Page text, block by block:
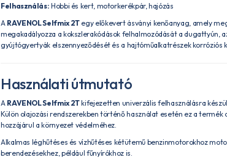
Felhasználás: Hobbi és kert, motorkerékpár, hajózás
A RAVENOL Selfmix 2Tegy előkevert ásványi kenőanyag, amely
megakadályozza a kokszlerakódások felhalmozódását a dugattyún,
gyújtógyertyák elszennyeződését és a hajtóműalkatrészek korróziós
Használati útmutató
A RAVENOL Selfmix 2Tkifejezetten univerzális felhasználásra
Külön olajozási rendszerekben történő használat esetén ez a
hozzájárul a környezet védelméhez.
Alkalmas léghűtéses és vízhűtéses kétütemű benzinmotorokhoz
berendezésekhez, például fűnyírókhoz is.